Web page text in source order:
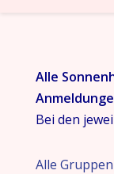
Alle
Bei den
Alle Gruppen